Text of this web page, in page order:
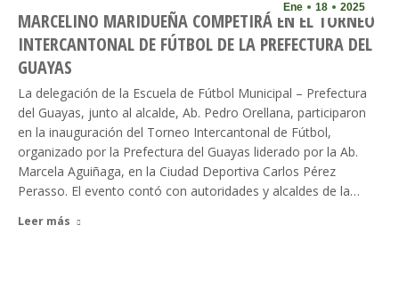
Ene 18 2025
MARCELINO MARIDUEÑA COMPETIRÁ EN EL TORNEO
INTERCANTONAL DE FÚTBOL DE LA PREFECTURA DEL
GUAYAS
La delegación de la Escuela de Fútbol Municipal – Prefectura
del Guayas, junto al alcalde, Ab. Pedro Orellana, participaron
en la inauguración del Torneo Intercantonal de Fútbol,
organizado por la Prefectura del Guayas liderado por la Ab.
Marcela Aguiñaga, en la Ciudad Deportiva Carlos Pérez
Perasso. El evento contó con autoridades y alcaldes de la…
Leer más